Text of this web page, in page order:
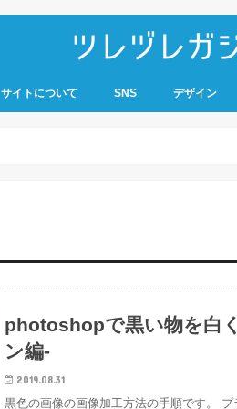
サイトについて SNS デザイン
photoshopで黒い物を白
ン編-
2019.08.31
黒色の画像の画像加工方法の手順です。